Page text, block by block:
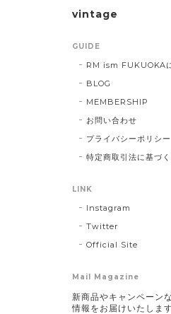
vintage
GUIDE
RM ism FUKUOKA
BLOG
MEMBERSHIP
お問い合わせ
プライバシーポリシー
特定商取引法に基づ
LINK
Instagram
Twitter
Official Site
Mail Magazine
新商品やキャンペーン
情報をお届けいたします